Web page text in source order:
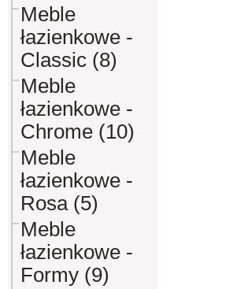
Meble
łazienkowe -
Classic (8)
Meble
łazienkowe -
Chrome (10)
Meble
łazienkowe -
Rosa (5)
Meble
łazienkowe -
Formy (9)